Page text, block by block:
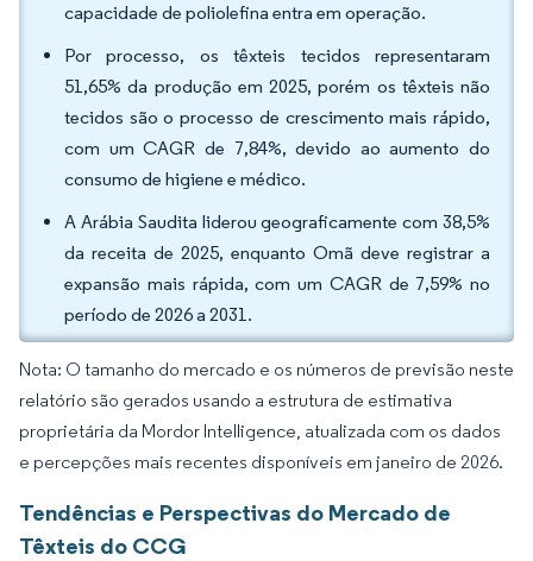
capacidade de poliolefina entra em operação.
Por processo, os têxteis tecidos representaram
51,65% da produção em 2025, porém os têxteis não
tecidos são o processo de crescimento mais rápido,
com um CAGR de 7,84%, devido ao aumento do
consumo de higiene e médico.
A Arábia Saudita liderou geograficamente com 38,5%
da receita de 2025, enquanto Omã deve registrar a
expansão mais rápida, com um CAGR de 7,59% no
período de 2026 a 2031.
Nota: O tamanho do mercado e os números de previsão neste
relatório são gerados usando a estrutura de estimativa
proprietária da Mordor Intelligence, atualizada com os dados
e percepções mais recentes disponíveis em janeiro de 2026.
Tendências e Perspectivas do Mercado de
Têxteis do CCG